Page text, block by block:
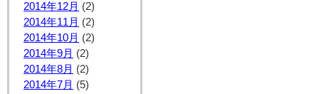
2014年12月 (2)
2014年11月 (2)
2014年10月 (2)
2014年9月 (2)
2014年8月 (2)
2014年7月 (5)